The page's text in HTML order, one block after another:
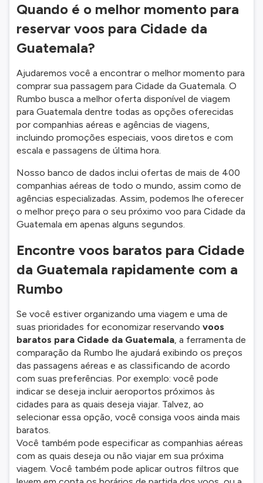
Quando é o melhor momento para
reservar voos para Cidade da
Guatemala?
Ajudaremos você a encontrar o melhor momento para
comprar sua passagem para Cidade da Guatemala. O
Rumbo busca a melhor oferta disponível de viagem
para Guatemala dentre todas as opções oferecidas
por companhias aéreas e agências de viagens,
incluindo promoções especiais, voos diretos e com
escala e passagens de última hora.
Nosso banco de dados inclui ofertas de mais de 400
companhias aéreas de todo o mundo, assim como de
agências especializadas. Assim, podemos lhe oferecer
o melhor preço para o seu próximo voo para Cidade da
Guatemala em apenas alguns segundos.
Encontre voos baratos para Cidade
da Guatemala rapidamente com a
Rumbo
Se você estiver organizando uma viagem e uma de
suas prioridades for economizar reservando voos
baratos para Cidade da Guatemala, a ferramenta de
comparação da Rumbo lhe ajudará exibindo os preços
das passagens aéreas e as classificando de acordo
com suas preferências. Por exemplo: você pode
indicar se deseja incluir aeroportos próximos às
cidades para as quais deseja viajar. Talvez, ao
selecionar essa opção, você consiga voos ainda mais
baratos.
Você também pode especificar as companhias aéreas
com as quais deseja ou não viajar em sua próxima
viagem. Você também pode aplicar outros filtros que